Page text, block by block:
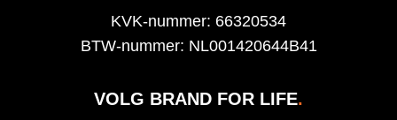
KVK-nummer: 66320534
BTW-nummer: NL001420644B41
VOLG BRAND FOR LIFE.